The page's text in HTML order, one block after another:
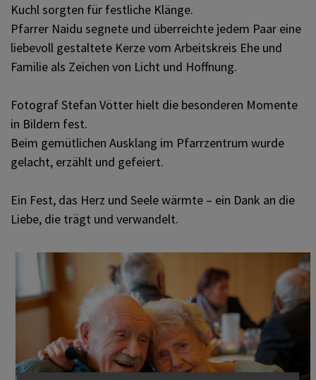
Kuchl sorgten für festliche Klänge.
Pfarrer Naidu segnete und überreichte jedem Paar eine
liebevoll gestaltete Kerze vom Arbeitskreis Ehe und
Familie als Zeichen von Licht und Hoffnung.
Fotograf Stefan Vötter hielt die besonderen Momente
in Bildern fest.
Beim gemütlichen Ausklang im Pfarrzentrum wurde
gelacht, erzählt und gefeiert.
Ein Fest, das Herz und Seele wärmte – ein Dank an die
Liebe, die trägt und verwandelt.